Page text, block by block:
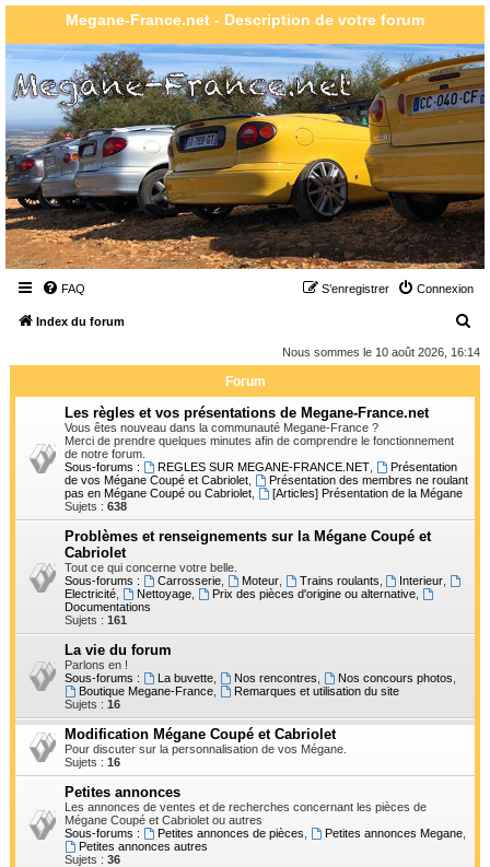
Megane-France.net - Description de votre forum
FAQ Connexion
S’enregistrer
Index du forum
e
h
Nous sommes le 10 août 2026, 16:14
Forum
Les règles et vos présentations de Megane-France.net
Vous êtes nouveau dans la communauté Megane-France ?
Merci de prendre quelques minutes afin de comprendre le fonctionnement
de notre forum.
Sous-forums :
REGLES SUR MEGANE-FRANCE.NET,
Présentation
de vos Mégane Coupé et Cabriolet
Présentation des membres ne roulant
pas en Mégane Coupé ou Cabriolet
[Articles] Présentation de la Mégane
Sujets : 638
Problèmes et renseignements sur la Mégane Coupé et
Cabriolet
Tout ce qui concerne votre belle.
Sous-forums :
Carrosserie, Moteur, Trains roulants Interieur
Electricité
Nettoyage, Prix des pièces d'origine ou alternative,
Documentations
Sujets : 161
La vie du forum
Parlons en !
Sous-forums :
La buvette, Nos rencontres Nos concours photos
Boutique Megane-France,
Remarques et utilisation du site
Sujets : 16
Modification Mégane Coupé et Cabriolet
Pour discuter sur la personnalisation de vos Mégane.
Sujets : 16
Petites annonces
Les annonces de ventes et de recherches concernant les pièces de
Mégane Coupé et Cabriolet ou autres
Sous-forums :
Petites annonces de pièces Petites annonces Megane,
Petites annonces autres
Sujets : 36